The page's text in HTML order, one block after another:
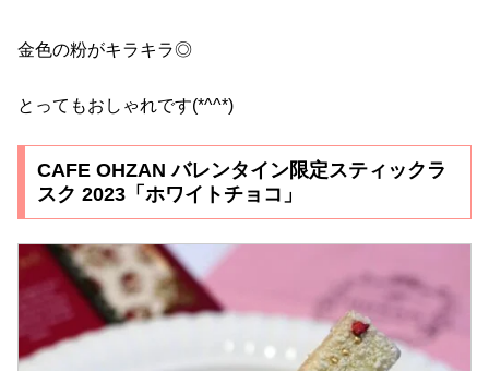
金色の粉がキラキラ◎
とってもおしゃれです(*^^*)
CAFE OHZAN バレンタイン限定スティックラ
スク 2023「ホワイトチョコ」